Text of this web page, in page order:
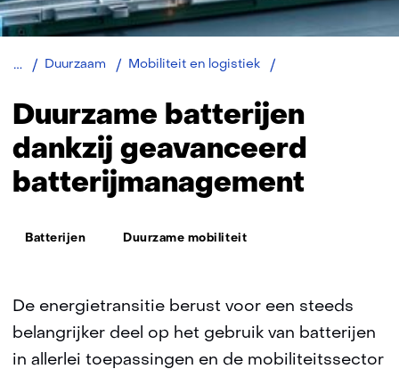
Duurzaam Mobiliteit en logistiek
Duurzame batterijen
dankzij geavanceerd
batterijmanagement
Thema:
Batterijen Duurzame mobiliteit
De energietransitie berust voor een steeds
belangrijker deel op het gebruik van batterijen
in allerlei toepassingen en de mobiliteitssector